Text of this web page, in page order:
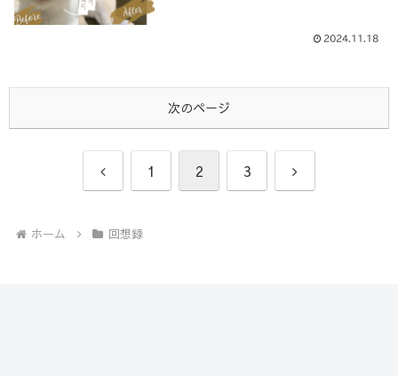
2024.11.18
次のページ
前
1 2 3
次
ホーム 回想録